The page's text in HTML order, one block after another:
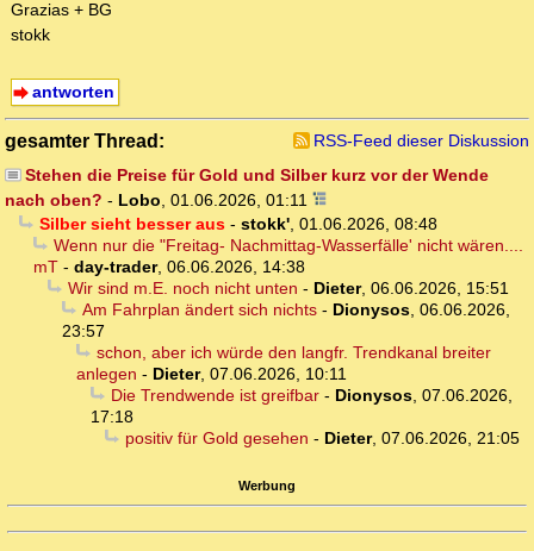
Grazias + BG
stokk
antworten
gesamter Thread:
RSS-Feed dieser Diskussion
Stehen die Preise für Gold und Silber kurz vor der Wende
nach oben? - Lobo, 01.06.2026, 01:11
Silber sieht besser aus- stokk', 01.06.2026, 08:48
Wenn nur die "Freitag- Nachmittag-Wasserfälle' nicht wären....
mT - day-trader, 06.06.2026, 14:38
Wir sind m.E. noch nicht unten - Dieter, 06.06.2026, 15:51
Am Fahrplan ändert sich nichts- Dionysos, 06.06.2026,
23:57
schon, aber ich würde den langfr. Trendkanal breiter
anlegen - Dieter, 07.06.2026, 10:11
Die Trendwende ist greifbar- Dionysos, 07.06.2026,
17:18
positiv für Gold gesehen - Dieter, 07.06.2026, 21:05
Werbung